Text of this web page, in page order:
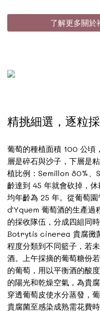
了解更多關於
精挑細選，逐粒
葡萄的種植面積 100 公頃
層是碎石與沙子，下層是
植比例：Semillon 80%
齡達到 45 年就會砍掉，
均年齡為 25 年。從葡萄園
d'Yquem 葡萄酒的生產過
的採收隊伍，分成四組同
Botrytis cinerea 貴腐黴
程度分類到不同籃子，若
酒。上午採摘的葡萄糖份
的葡萄，用以平衡酒的酸
的陽光和乾燥空氣，為貴
穿透葡萄皮使水分蒸發，
貴腐菌至感染成熟需花費